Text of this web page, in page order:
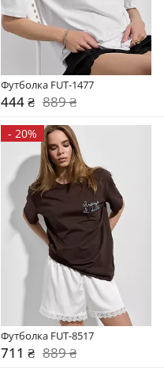
Футболка FUT-1477
444 ₴ 889 ₴
- 20%
Футболка FUT-8517
711 ₴ 889 ₴